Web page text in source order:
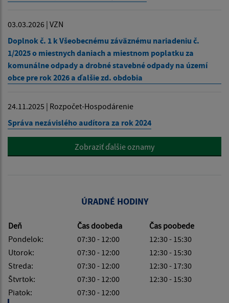
03.03.2026 | VZN
Doplnok č. 1 k Všeobecnému záväznému nariadeniu č.
1/2025 o miestnych daniach a miestnom poplatku za
komunálne odpady a drobné stavebné odpady na území
obce pre rok 2026 a ďalšie zd. obdobia
24.11.2025 | Rozpočet-Hospodárenie
Správa nezávislého audítora za rok 2024
Zobraziť ďalšie oznamy
ÚRADNÉ HODINY
Deň Čas doobeda
Čas poobede
Pondelok:
07:30 - 12:00
12:30 - 15:30
Utorok:
07:30 - 12:00
12:30 - 15:30
Streda:
07:30 - 12:00
12:30 - 17:30
Štvrtok:
07:30 - 12:00
12:30 - 15:30
Piatok:
07:30 - 12:00